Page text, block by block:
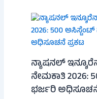
ನ್ಯಾಷನಲ್
ನೇಮಕಾತಿ 2026:
ಭರ್ಜರಿ